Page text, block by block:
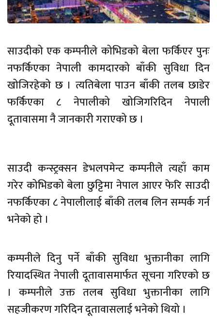
साउदीको एक कम्पनीले कोभिडको बेला फर्किएर पुनः
नफर्किएका नेपाली कामदारको बाँकी सुविधा दिन
खोजिरहेको छ । त्यतिबेला पाउन बाँकी तलब छाडेर
फर्किएका ८ नेपालीको खोजिगरिदिन नेपाली
दूतावासमा नै जानकारी गराएको छ ।
साउदी कन्स्ट्रक्सन डेभलपमेन्ट कम्पनीले त्यहाँ काम
गरेर कोभिडको बेला छुट्टिमा नेपाल आएर फेरि साउदी
नफर्किएका ८ नेपालीलाई बाँकी तलब लिन सम्पर्क गर्न
भनेको हो ।
कम्पनीले दिनु पर्ने बाँकी सुविधा भुक्तानीका लागि
रियादस्थित नेपाली दूतावासमार्फत सूचना गरिएको छ
। कम्पनीले उक्त तलब सुविधा भुक्तानीका लागि
सहजीकरण गरिदिन दूतावासलाई भनेको थियो ।